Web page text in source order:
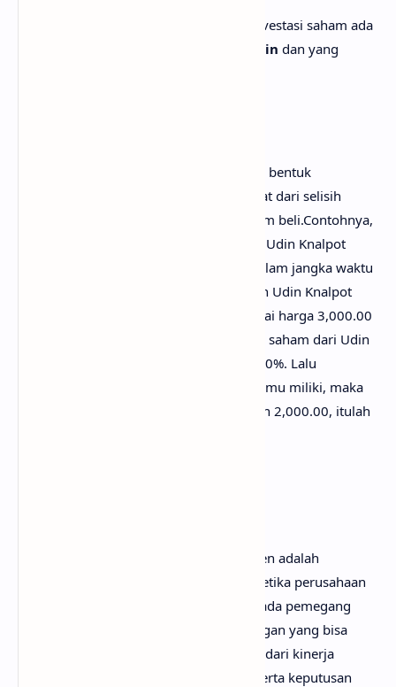
Untuk mendapatkan keuntungan dari investasi saham ada
Capital Gain dan yang
Apa itu Capital Gain? Capital Gain adalah bentuk
keuntungan dalam investasi yang didapat dari selisih
antara harga saham jual dan harga saham beli.Contohnya,
kamu membeli saham milik perusahaan Udin Knalpot
seharga 1,000.00 untuk 1 lot nya dan dalam jangka waktu
1 minggu harga saham milik perusahaan Udin Knalpot
mengalami peningkatan hingga mencapai harga 3,000.00
per 1 lot nya, maka bisa diartikan bahwa saham dari Udin
Knalpot mengalami kenaikan sebesar 200%. Lalu
kemudian kamu menjual saham yang kamu miliki, maka
keuntungan yang bisa kamu capai adalah 2,000.00, itulah
Oke, dividen lebih sederhana lagi. Dividen adalah
keuntungan yang bisa kamu dapatkan ketika perusahaan
membagikan keuntungan atau laba kepada pemegang
saham nya. Besar atau kecilnya keuntungan yang bisa
kamu dapatkan dari Dividen tergantung dari kinerja
perusahaan atau laba dari perusahaan serta keputusan